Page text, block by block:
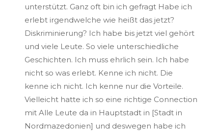
unterstützt. Ganz oft bin ich gefragt Habe ich
erlebt irgendwelche wie heißt das jetzt?
Diskriminierung? Ich habe bis jetzt viel gehört
und viele Leute. So viele unterschiedliche
Geschichten. Ich muss ehrlich sein. Ich habe
nicht so was erlebt. Kenne ich nicht. Die
kenne ich nicht. Ich kenne nur die Vorteile.
Vielleicht hatte ich so eine richtige Connection
mit Alle Leute da in Hauptstadt in [Stadt in
Nordmazedonien] und deswegen habe ich